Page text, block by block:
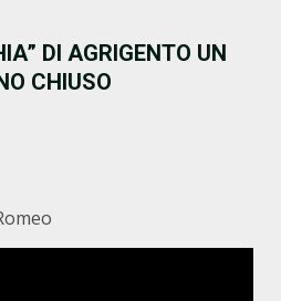
DI AGRIGENTO UN
CHIUSO